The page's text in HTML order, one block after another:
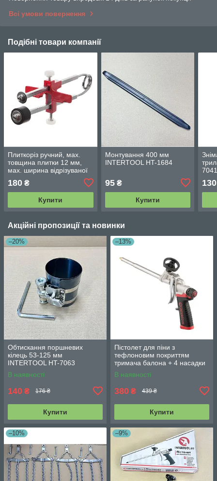
Всі умови повернення
Подібні товари компанії
Плиткоріз ручний, мах.
товщина плитки 12 мм,
мах. ширина відрізуваної
INTERTOOL HT-0370
180 ₴
Купити
Монтування 400 мм
INTERTOOL HT-1684
95₴
Купити
130
Акційні пропозиції та новинки
–20%
Обтискання поршневих
кілець 53-125 мм
INTERTOOL HT-7063
В наявності
140 ₴ 176 ₴
Купити
–13%
Пістолет для піни з
тефлоновим покриттям
тримача балона + 4 насадки
професійний INTERTOOL PT-
0609
В наявності
380 ₴ 439 ₴
Купити
–10% –9%